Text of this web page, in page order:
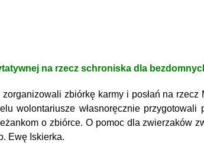
na rzecz schroniska dla
zbiórkę karmy i posłań na rzecz
wolontariusze własnoręcznie przygotowali
o zbiórce. O pomoc dla zwierzaków
Ewę Iskierka.